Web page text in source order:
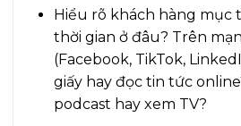
Hiểu rõ khách hàng mục
thời gian ở đâu? Trên
(Facebook, TikTok,
giấy hay đọc tin tức
podcast hay xem TV?